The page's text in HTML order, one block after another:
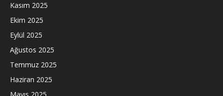
Kasım 2025
Ekim 2025
Eylül 2025
Ağustos 2025
Temmuz 2025
Haziran 2025